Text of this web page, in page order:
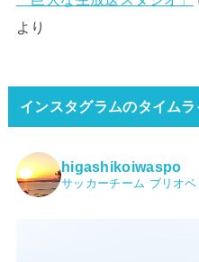
より
インスタグラムのタイム
higashikoiwaspo
サッカーチーム ブリオ